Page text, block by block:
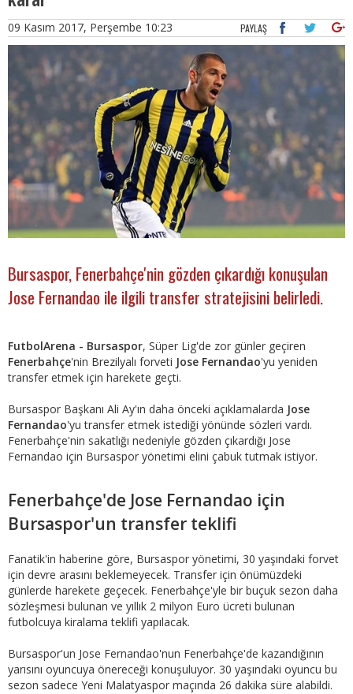
09 Kasım 2017, Perşembe 10:23 PAYLAŞ
Bursaspor, Fenerbahçe'nin gözden çıkardığı konuşulan
Jose Fernandao ile ilgili transfer stratejisini belirledi.
FutbolArena - Bursaspor, Süper Lig'de zor günler geçiren
Fenerbahçe'nin Brezilyalı forveti Jose Fernandao'yu yeniden
transfer etmek için harekete geçti.
Bursaspor Başkanı Ali Ay'ın daha önceki açıklamalarda Jose
Fernandao'yu transfer etmek istediği yönünde sözleri vardı.
Fenerbahçe'nin sakatlığı nedeniyle gözden çıkardığı Jose
Fernandao için Bursaspor yönetimi elini çabuk tutmak istiyor.
Fenerbahçe'de Jose Fernandao için
Bursaspor'un transfer teklifi
Fanatik'in haberine göre, Bursaspor yönetimi, 30 yaşındaki forvet
için devre arasını beklemeyecek. Transfer için önümüzdeki
günlerde harekete geçecek. Fenerbahçe'yle bir buçuk sezon daha
sözleşmesi bulunan ve yıllık 2 milyon Euro ücreti bulunan
futbolcuya kiralama teklifi yapılacak.
Bursaspor'un Jose Fernandao'nun Fenerbahçe'de kazandığının
yarısını oyuncuya önereceği konuşuluyor. 30 yaşındaki oyuncu bu
sezon sadece Yeni Malatyaspor maçında 26 dakika süre alabildi.